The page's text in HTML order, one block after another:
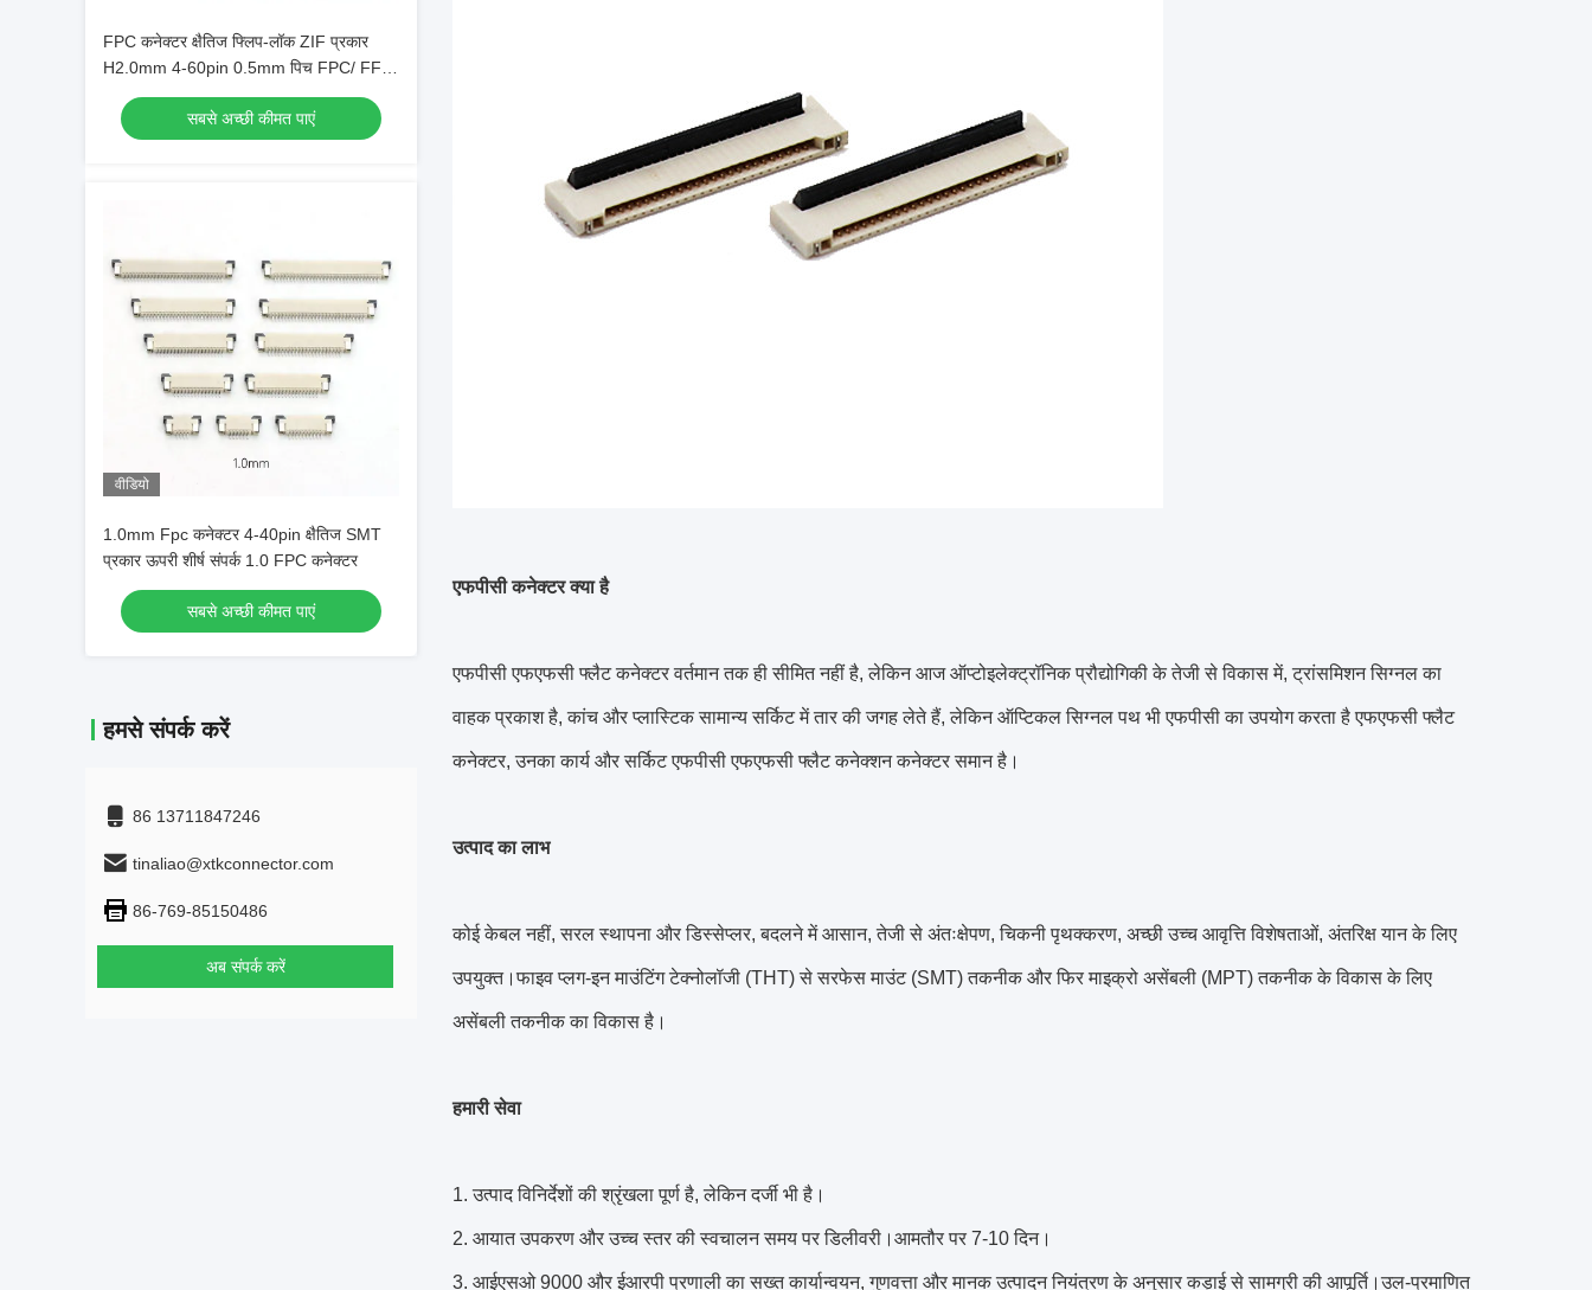
FPC कनेक्टर क्षैतिज फ्लिप-लॉक ZIF प्रकार
H2.0mm 4-60pin 0.5mm पिच FPC/ FFC
कनेक्टर
सबसे अच्छी कीमत पाएं
वीडियो
1.0mm Fpc कनेक्टर 4-40pin क्षैतिज SMT
प्रकार ऊपरी शीर्ष संपर्क 1.0 FPC कनेक्टर
सबसे अच्छी कीमत पाएं
हमसे संपर्क करें
86 13711847246
tinaliao@xtkconnector.com
86-769-85150486
अब संपर्क करें
एफपीसी कनेक्टर क्या है
एफपीसी एफएफसी फ्लैट कनेक्टर वर्तमान तक ही सीमित नहीं है, लेकिन आज ऑप्टोइलेक्ट्रॉनिक प्रौद्योगिकी के तेजी से विकास में, ट्रांसमिशन सिग्नल का
वाहक प्रकाश है, कांच और प्लास्टिक सामान्य सर्किट में तार की जगह लेते हैं, लेकिन ऑप्टिकल सिग्नल पथ भी एफपीसी का उपयोग करता है एफएफसी फ्लैट
कनेक्टर, उनका कार्य और सर्किट एफपीसी एफएफसी फ्लैट कनेक्शन कनेक्टर समान है।
उत्पाद का लाभ
कोई केबल नहीं, सरल स्थापना और डिस्सेप्लर, बदलने में आसान, तेजी से अंतःक्षेपण, चिकनी पृथक्करण, अच्छी उच्च आवृत्ति विशेषताओं, अंतरिक्ष यान के लिए
उपयुक्त।फाइव प्लग-इन माउंटिंग टेक्नोलॉजी (THT) से सरफेस माउंट (SMT) तकनीक और फिर माइक्रो असेंबली (MPT) तकनीक के विकास के लिए
असेंबली तकनीक का विकास है।
हमारी सेवा
1. उत्पाद विनिर्देशों की श्रृंखला पूर्ण है, लेकिन दर्जी भी है।
2. आयात उपकरण और उच्च स्तर की स्वचालन समय पर डिलीवरी।आमतौर पर 7-10 दिन।
3. आईएसओ 9000 और ईआरपी प्रणाली का सख्त कार्यान्वयन, गुणवत्ता और मानक उत्पादन नियंत्रण के अनुसार कड़ाई से सामग्री की आपूर्ति।उल-प्रमाणित